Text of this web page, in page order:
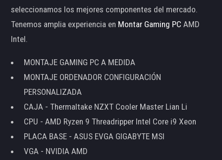
seleccionamos los mejores componentes del mercado.
Tenemos amplia experiencia en Montar Gaming PC AMD
Intel.
MONTAJE GAMING PC A MEDIDA
MONTAJE ORDENADOR CONFIGURACIÓN
PERSONALIZADA
CAJA - Thermaltake NZXT Cooler Master Lian Li
CPU - AMD Ryzen 9 Threadripper Intel Core i9 Xeon
PLACA BASE - ASUS EVGA GIGABYTE MSI
VGA - NVIDIA AMD